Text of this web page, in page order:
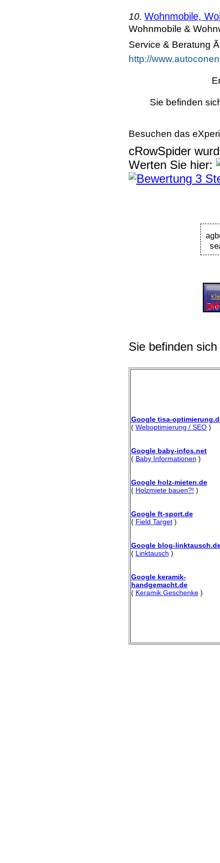
10. Wohnmobile,
Wohnmobile &
Service & Beratung
http://
Sie befinden
Besuchen das
cRowSpider
Werten Sie hier:
Sie befinden
Google tisa-
( Weboptimierung / SEO)
Google baby-infos.net
( Baby Informationen )
Google holz-mieten.de
( Holzmiete bauen?! )
Google ft-sport.de
( Field Target)
Google blog-
( Linktausch )
Google keramik-
handgemacht.de
( Keramik Geschenke)